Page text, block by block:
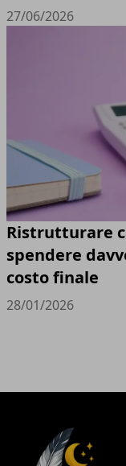
27/06/2026
Ristrutturare
spendere
costo finale
28/01/2026